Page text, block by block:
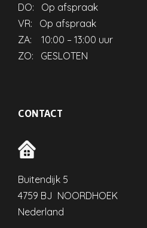
DO: Op afspraak
VR: Op afspraak
ZA: 10:00 – 13:00 uur
ZO: GESLOTEN
CONTACT
Buitendijk 5
4759 BJ NOORDHOEK
Nederland